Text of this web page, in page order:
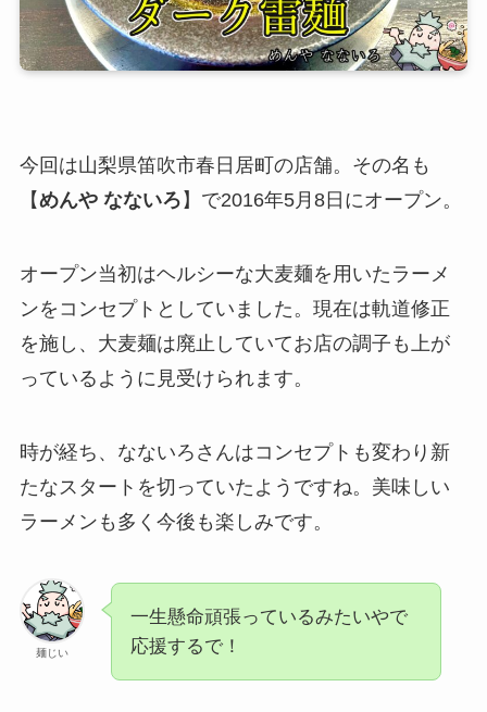
今回は山梨県笛吹市春日居町の店舗。その名も
【めんや なないろ 】で2016年5月8日にオープン。
オープン当初はヘルシーな大麦麺を用いたラーメ
ンをコンセプトとしていました。現在は軌道修正
を施し、大麦麺は廃止していてお店の調子も上が
っているように見受けられます。
時が経ち、なないろさんはコンセプトも変わり新
たなスタートを切っていたようですね。美味しい
ラーメンも多く今後も楽しみです。
麺じい
一生懸命頑張っているみたいやで
応援するで！